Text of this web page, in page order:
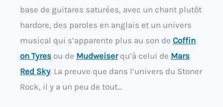
base de guitares saturées, avec un chant plutôt
hardore, des paroles en anglais et un univers
musical qui s’apparente plus au son de Coffin
on Tyres ou de Mudweiserqu’à celui de Mars
Red Sky. La preuve que dans l’univers du Stoner
Rock, il y a un peu de tout…